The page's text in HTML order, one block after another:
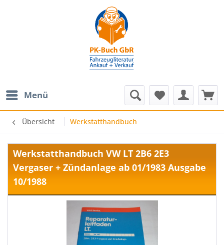
Menü
Übersicht Werkstatthandbuch
Werkstatthandbuch VW LT 2B6 2E3
Vergaser + Zündanlage ab 01/1983 Ausgabe
10/1988